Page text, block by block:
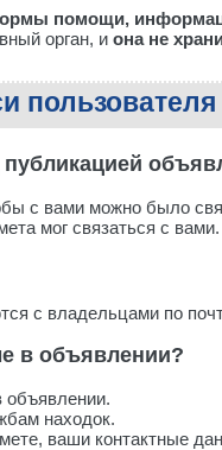
помощи,
орган, и она не
пользователя
с вами можно было
мог связаться с вами.
с владельцами по
в объявлении?
объявлении.
находок.
ваши контактные